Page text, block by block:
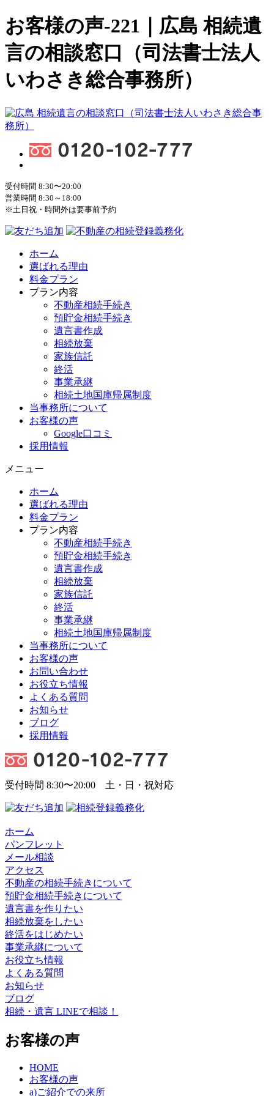
お客様の声-221｜広島 相続遺
言の相談窓口（司法書士法人
いわさき総合事務所）
受付時間 8:30〜20:00
営業時間 8:30～18:00
※土日祝・時間外は要事前予約
ホーム
選ばれる理由
料金プラン
プラン内容
不動産相続手続き
預貯金相続手続き
遺言書作成
相続放棄
家族信託
終活
事業承継
相続土地国庫帰属制度
当事務所について
お客様の声
Google口コミ
採用情報
メニュー
ホーム
選ばれる理由
料金プラン
プラン内容
不動産相続手続き
預貯金相続手続き
遺言書作成
相続放棄
家族信託
終活
事業承継
相続土地国庫帰属制度
当事務所について
お客様の声
お問い合わせ
お役立ち情報
よくある質問
お知らせ
ブログ
採用情報
受付時間 8:30〜20:00 土・日・祝対応
ホーム
パンフレット
メール相談
アクセス
不動産の相続手続きについて
預貯金相続手続きについて
遺言書を作りたい
相続放棄をしたい
終活をはじめたい
事業承継について
お役立ち情報
よくある質問
お知らせ
ブログ
相続・遺言 LINEで相談！
お客様の声
HOME
お客様の声
a)ご紹介での来所